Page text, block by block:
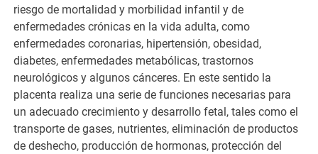
riesgo de mortalidad y morbilidad infantil y de
enfermedades crónicas en la vida adulta, como
enfermedades coronarias, hipertensión, obesidad,
diabetes, enfermedades metabólicas, trastornos
neurológicos y algunos cánceres. En este sentido la
placenta realiza una serie de funciones necesarias para
un adecuado crecimiento y desarrollo fetal, tales como el
transporte de gases, nutrientes, eliminación de productos
de deshecho, producción de hormonas, protección del